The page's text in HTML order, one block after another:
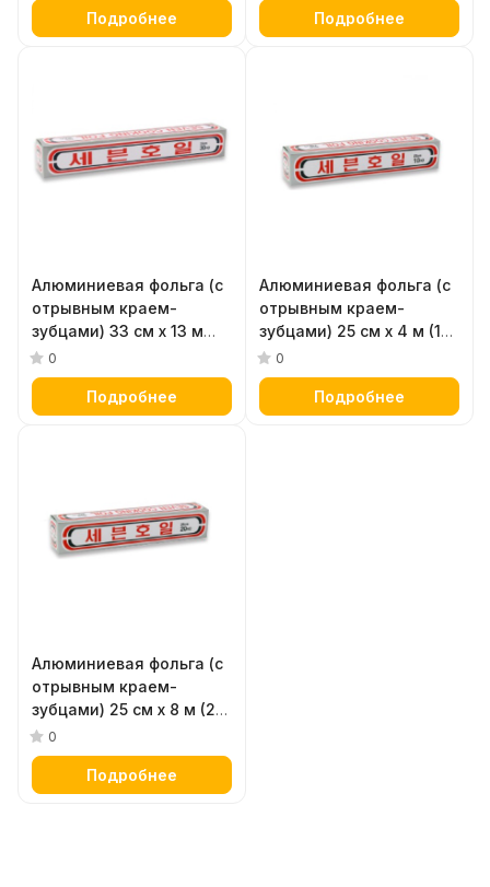
Подробнее Подробнее
Алюминиевая фольга (с
отрывным краем-
зубцами) 33 см х 13 м
(30 НО)
0
Подробнее
Алюминиевая фольга (с
отрывным краем-
зубцами) 25 см х 4 м (10
HO)
0
Подробнее
Алюминиевая фольга (с
отрывным краем-
зубцами) 25 см х 8 м (20
НО)
0
Подробнее